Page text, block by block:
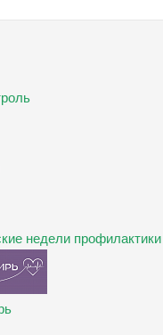
недели профилактики